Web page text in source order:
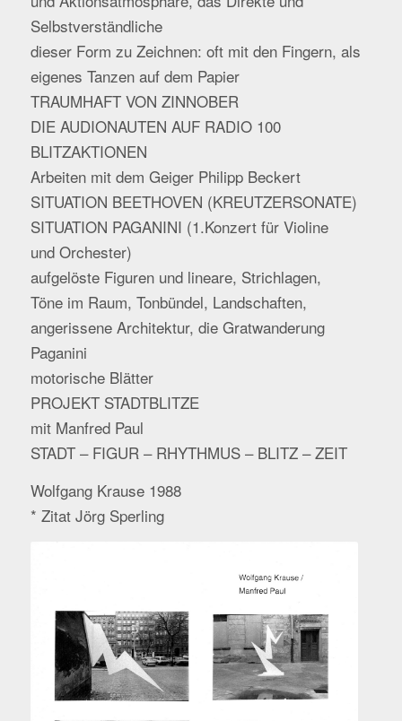
Selbstverständliche
dieser Form zu Zeichnen: oft mit den Fingern, als
eigenes Tanzen auf dem Papier
TRAUMHAFT VON ZINNOBER
DIE AUDIONAUTEN AUF RADIO 100
BLITZAKTIONEN
Arbeiten mit dem Geiger Philipp Beckert
SITUATION BEETHOVEN (KREUTZERSONATE)
SITUATION PAGANINI (1.Konzert für Violine
und Orchester)
aufgelöste Figuren und lineare, Strichlagen,
Töne im Raum, Tonbündel, Landschaften,
angerissene Architektur, die Gratwanderung
Paganini
motorische Blätter
PROJEKT STADTBLITZE
mit Manfred Paul
STADT – FIGUR – RHYTHMUS – BLITZ – ZEIT
Wolfgang Krause 1988
* Zitat Jörg Sperling